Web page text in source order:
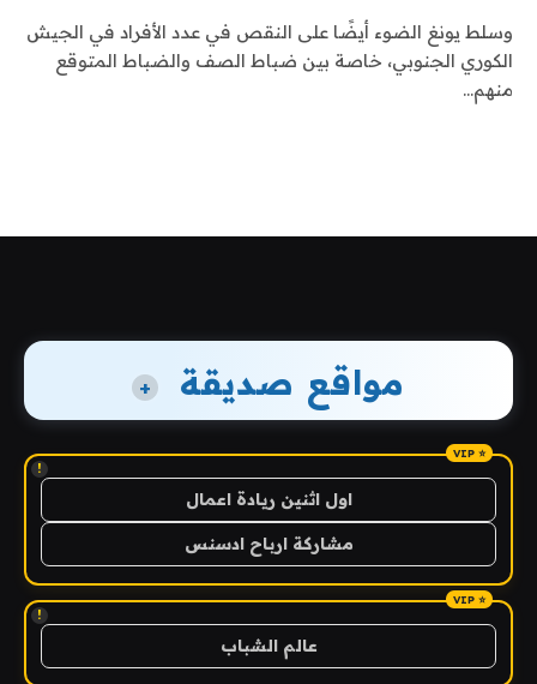
وسلط يونغ الضوء أيضًا على النقص في عدد الأفراد في الجيش
الكوري الجنوبي، خاصة بين ضباط الصف والضباط المتوقع
منهم…
مواقع صديقة +
!
اول اثنين ريادة اعمال
مشاركة ارباح ادسنس
!
عالم الشباب